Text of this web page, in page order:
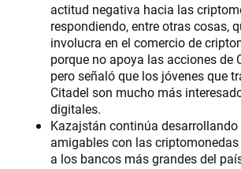
actitud negativa hacia las
respondiendo, entre otras cosas,
involucra en el comercio de
porque no apoya las acciones de
pero señaló que los jóvenes que
Citadel son mucho más
digitales.
Kazajstán continúa
amigables con las
a los bancos más grandes del